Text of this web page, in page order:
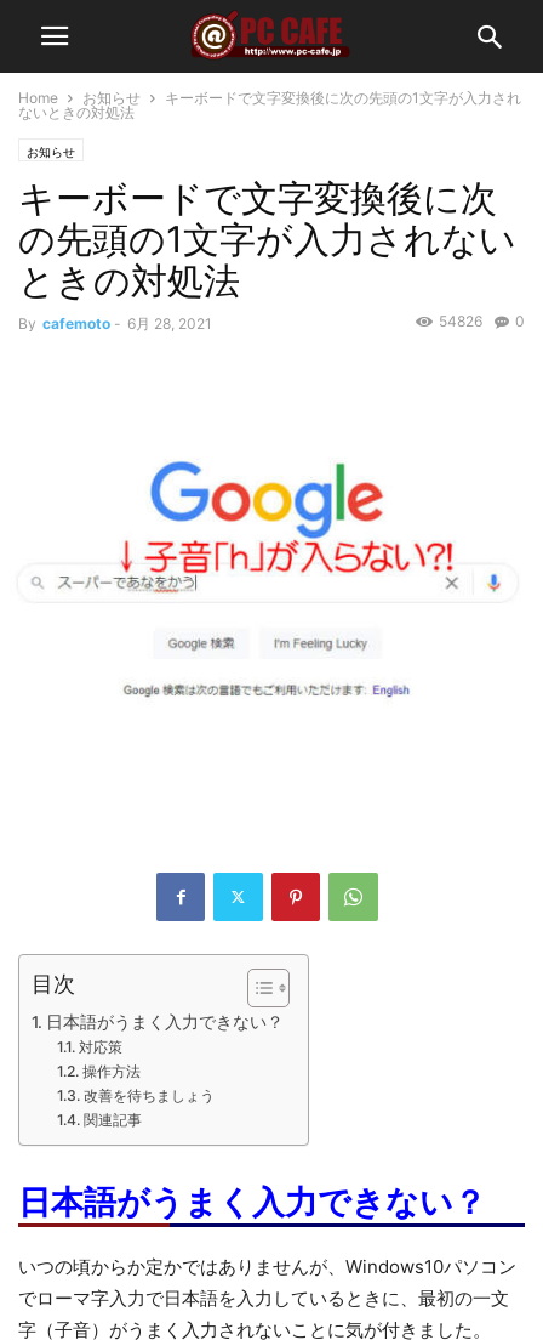
Home お知らせ
キーボードで文字変換後に次の先頭の1文字が入力され
ないときの対処法
お知らせ
キーボードで文字変換後に次
の先頭の1文字が入力されない
ときの対処法
By cafemoto - 6月 28, 2021 0
54826
目次
日本語がうまく入力できない？
対応策
操作方法
改善を待ちましょう
関連記事
日本語がうまく入力できない？
いつの頃からか定かではありませんが、Windows10パソコン
でローマ字入力で日本語を入力しているときに、最初の一文
字（子音）がうまく入力されないことに気が付きました。